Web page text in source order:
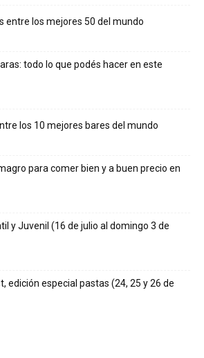
entre los mejores 50 del mundo
todo lo que podés hacer en este
los 10 mejores bares del mundo
para comer bien y a buen precio en
y Juvenil (16 de julio al domingo 3 de
edición especial pastas (24, 25 y 26 de